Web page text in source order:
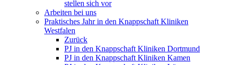
stellen sich vor
Arbeiten bei uns
Praktisches Jahr in den Knappschaft Kliniken
Westfalen
Zurück
PJ in den Knappschaft Kliniken Dortmund
PJ in den Knappschaft Kliniken Kamen